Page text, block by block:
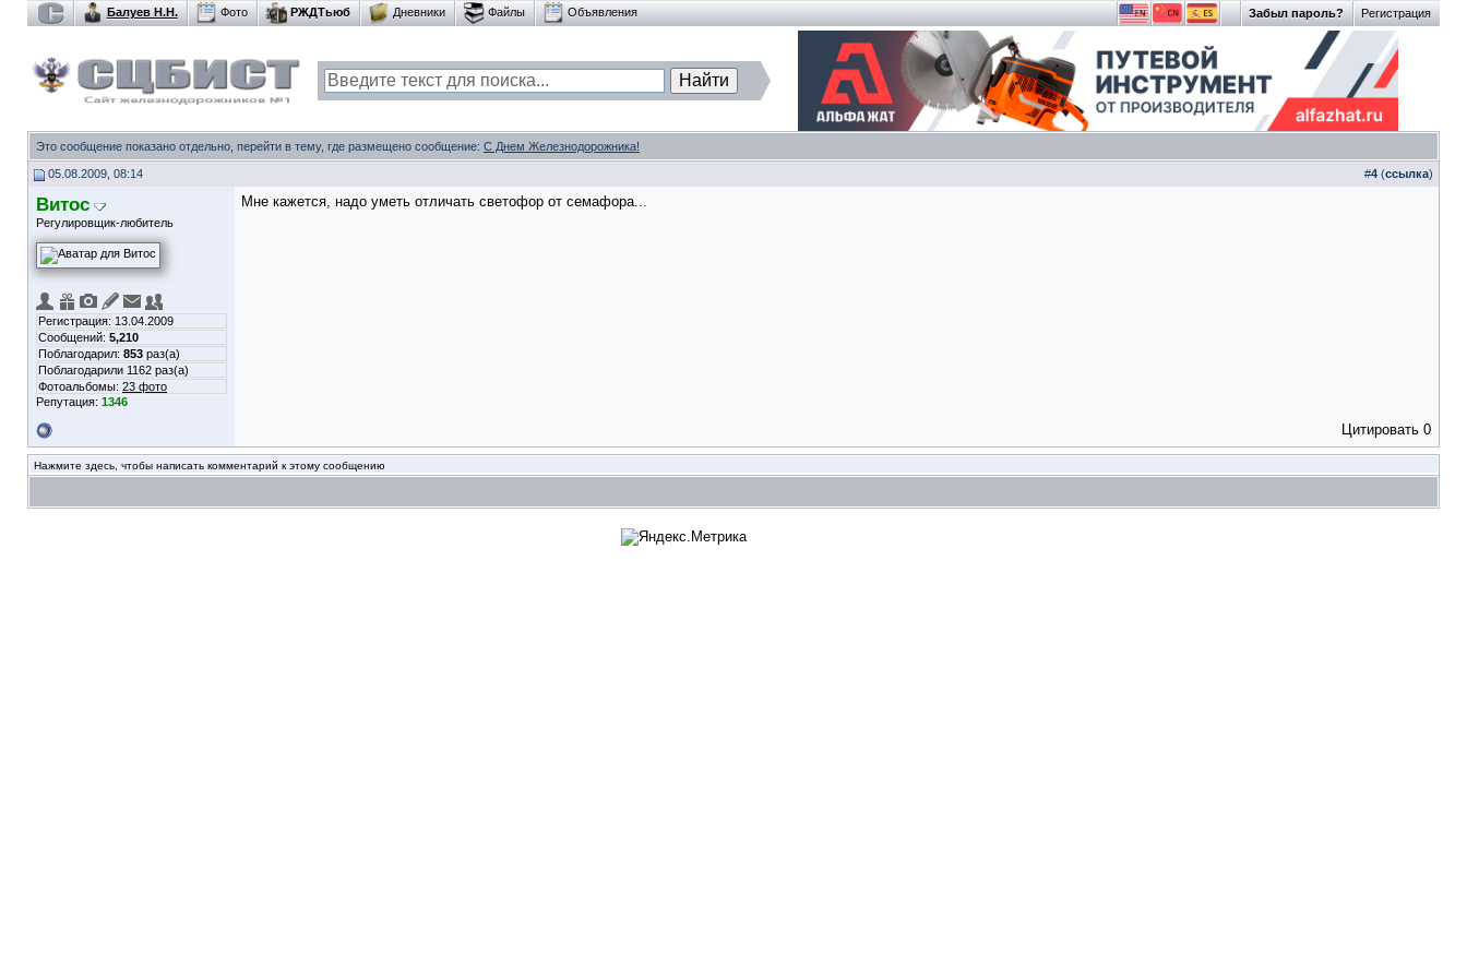
Регистрация
Забыл пароль?
Балуев Н.Н. Фото РЖДТьюб Дневники Файлы Объявления
Это сообщение показано отдельно, перейти в тему, где размещено сообщение: С Днем Железнодорожника!
05.08.2009, 08:14 #4 (ссылка)
Витос
Регулировщик-любитель
Регистрация: 13.04.2009
Сообщений: 5,210
Поблагодарил: 853 раз(а)
Поблагодарили 1162 раз(а)
Фотоальбомы: 23 фото
Репутация: 1346
Мне кажется, надо уметь отличать светофор от семафора...
Цитировать 0
Нажмите здесь, чтобы написать комментарий к этому сообщению